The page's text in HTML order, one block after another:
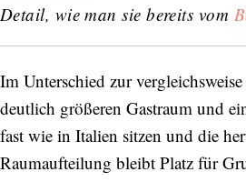
Detail, wie man sie bereits vom
Im Unterschied zur
deutlich größeren Gastraum und
fast wie in Italien sitzen und die
Raumaufteilung bleibt Platz für